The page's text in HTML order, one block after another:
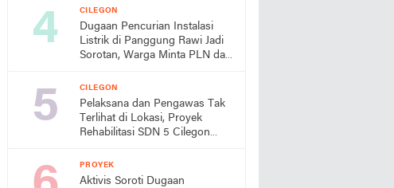
Berada di Lokasi
CILEGON
Dugaan Pencurian Instalasi
Listrik di Panggung Rawi Jadi
Sorotan, Warga Minta PLN dan
CILEGON
Pelaksana dan Pengawas Tak
Terlihat di Lokasi, Proyek
Rehabilitasi SDN 5 Cilegon
Turun Tangan
PROYEK
Aktivis Soroti Dugaan